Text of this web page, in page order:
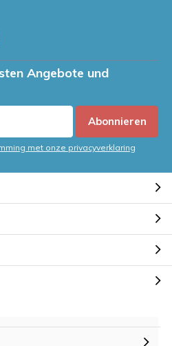
Angebote und
Abonnieren
met onze privacyverklaring